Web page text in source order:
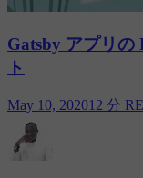
Gatsby アプリの
ト
May 10, 202012 分